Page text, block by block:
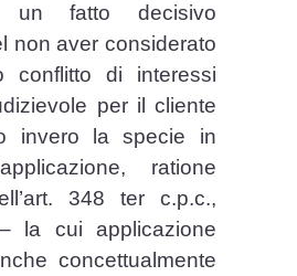
un fatto decisivo
non aver considerato
conflitto di interessi
per il cliente
invero la specie in
ratione
348 ter c.p.c.,
la cui applicazione
concettualmente